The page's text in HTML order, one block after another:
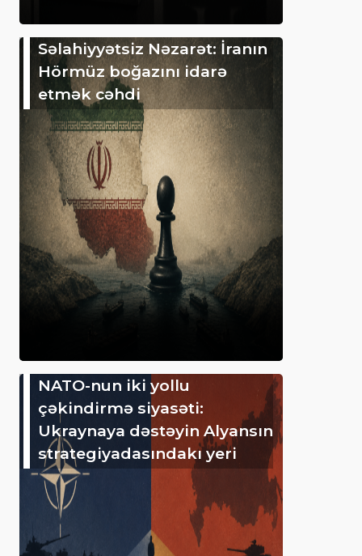
Səlahiyyətsiz Nəzarət: İranın
Hörmüz boğazını idarə
etmək cəhdi
NATO-nun iki yollu
çəkindirmə siyasəti:
Ukraynaya dəstəyin Alyansın
strategiyadasındakı yeri